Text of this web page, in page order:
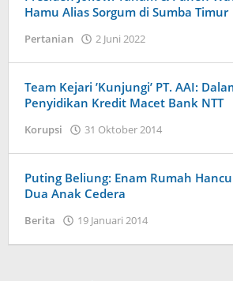
Hamu Alias Sorgum di Sumba Timur
Pertanian 2 Juni 2022
Team Kejari ’Kunjungi’ PT. AAI:
Penyidikan Kredit Macet Bank NTT
Korupsi 31 Oktober 2014
Puting Beliung: Enam Rumah
Dua Anak Cedera
Berita 19 Januari 2014